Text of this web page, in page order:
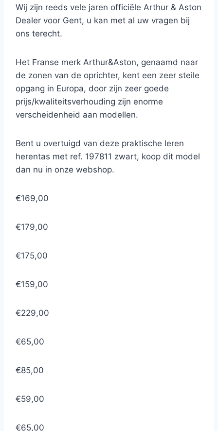
Wij zijn reeds vele jaren officiële Arthur & Aston
Dealer voor Gent, u kan met al uw vragen bij
ons terecht.
Het Franse merk Arthur&Aston, genaamd naar
de zonen van de oprichter, kent een zeer steile
opgang in Europa, door zijn zeer goede
prijs/kwaliteitsverhouding zijn enorme
verscheidenheid aan modellen.
Bent u overtuigd van deze praktische leren
herentas met ref. 197811 zwart, koop dit model
dan nu in onze webshop.
€169,00
€179,00
€175,00
€159,00
€229,00
€65,00
€85,00
€59,00
€65,00